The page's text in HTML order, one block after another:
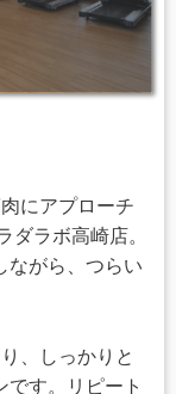
にアプローチ
ダラボ高崎店。
ながら、つらい
、しっかりと
です。リピート